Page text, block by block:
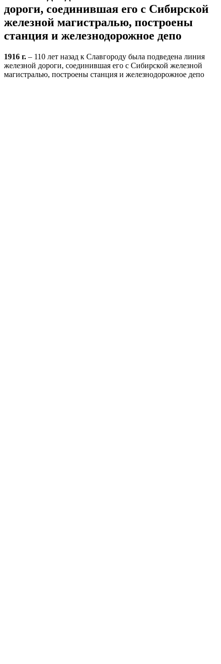
дороги, соединившая его с Сибирской
железной магистралью, построены
станция и железнодорожное депо
1916 г. – 110 лет назад к Славгороду была подведена линия
железной дороги, соединившая его с Сибирской железной
магистралью, построены станция и железнодорожное депо